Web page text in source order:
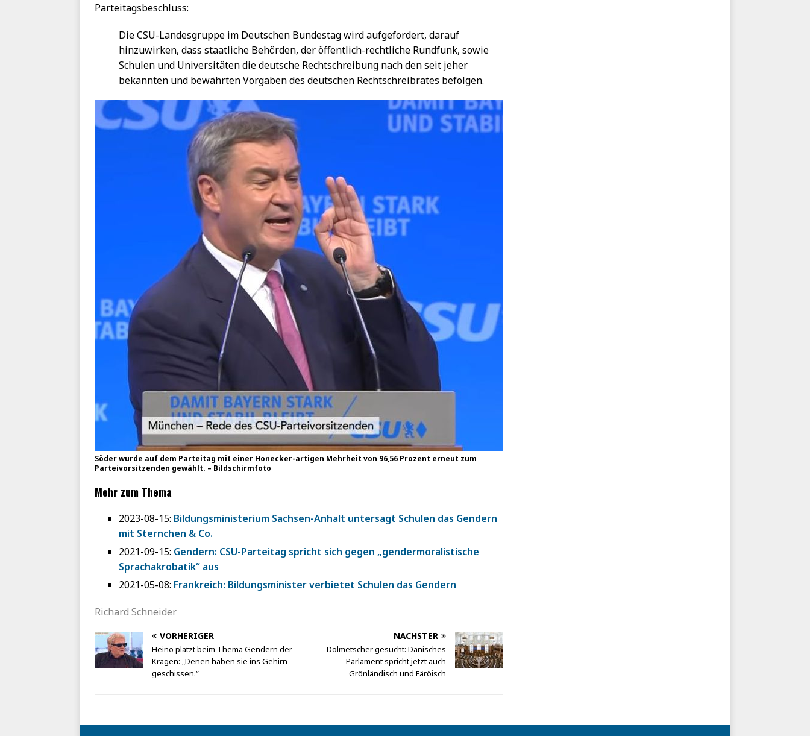
Parteitagsbeschluss:
Die CSU-Landesgruppe im Deutschen Bundestag wird aufgefordert, darauf
hinzuwirken, dass staatliche Behörden, der öffentlich-rechtliche Rundfunk, sowie
Schulen und Universitäten die deutsche Rechtschreibung nach den seit jeher
bekannten und bewährten Vorgaben des deutschen Rechtschreibrates befolgen.
Söder wurde auf dem Parteitag mit einer Honecker-artigen Mehrheit von 96,56 Prozent erneut zum
Parteivorsitzenden gewählt. – Bildschirmfoto
Mehr zum Thema
2023-08-15: Bildungsministerium Sachsen-Anhalt untersagt Schulen das Gendern
mit Sternchen & Co.
2021-09-15: Gendern: CSU-Parteitag spricht sich gegen „gendermoralistische
Sprachakrobatik“ aus
2021-05-08: Frankreich: Bildungsminister verbietet Schulen das Gendern
Richard Schneider
VORHERIGER
Heino platzt beim Thema Gendern der
Kragen: „Denen haben sie ins Gehirn
geschissen.“
NÄCHSTER
Dolmetscher gesucht: Dänisches
Parlament spricht jetzt auch
Grönländisch und Färöisch